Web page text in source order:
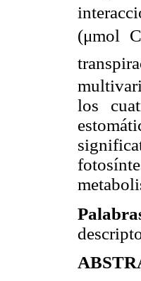
(μmol
los